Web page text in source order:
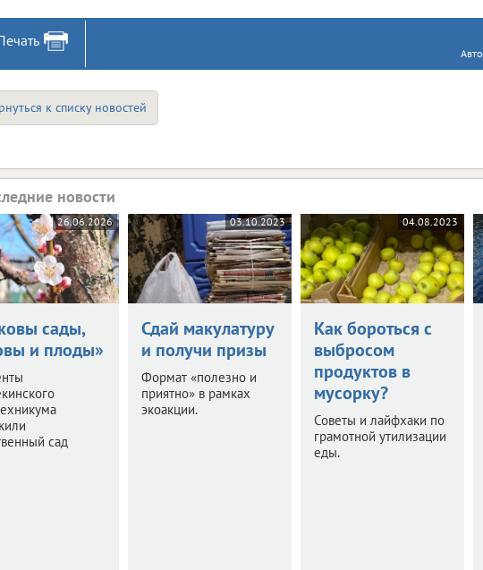
к списку новостей
новости
26.06.2026
сады,
и плоды»
сад
03.10.2023
Сдай макулатуру
и получи призы
Формат «полезно и
приятно» в рамках
экоакции.
04.08.2023
Как бороться с
выбросом
продуктов в
мусорку?
Советы и лайфхаки по
грамотной утилизации
еды.